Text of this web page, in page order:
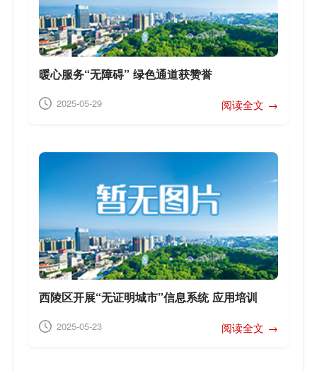
暖心服务“无障碍” 绿色通道获赞誉
2025-05-29 阅读全文 →
西陵区开展“无证明城市”信息系统 应用培训
2025-05-23 阅读全文 →